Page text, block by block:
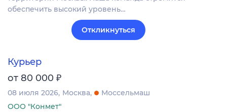
обеспечить высокий уровень…
Откликнуться
Курьер
от 80 000 ₽
08 июля 2026 Москва
Моссельмаш
ООО "Конмет"